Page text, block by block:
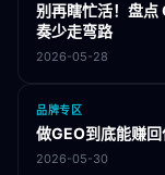
别再瞎忙活！盘点
奏少走弯路
2026-05-28
品牌专区
做GEO到底能赚
2026-05-30